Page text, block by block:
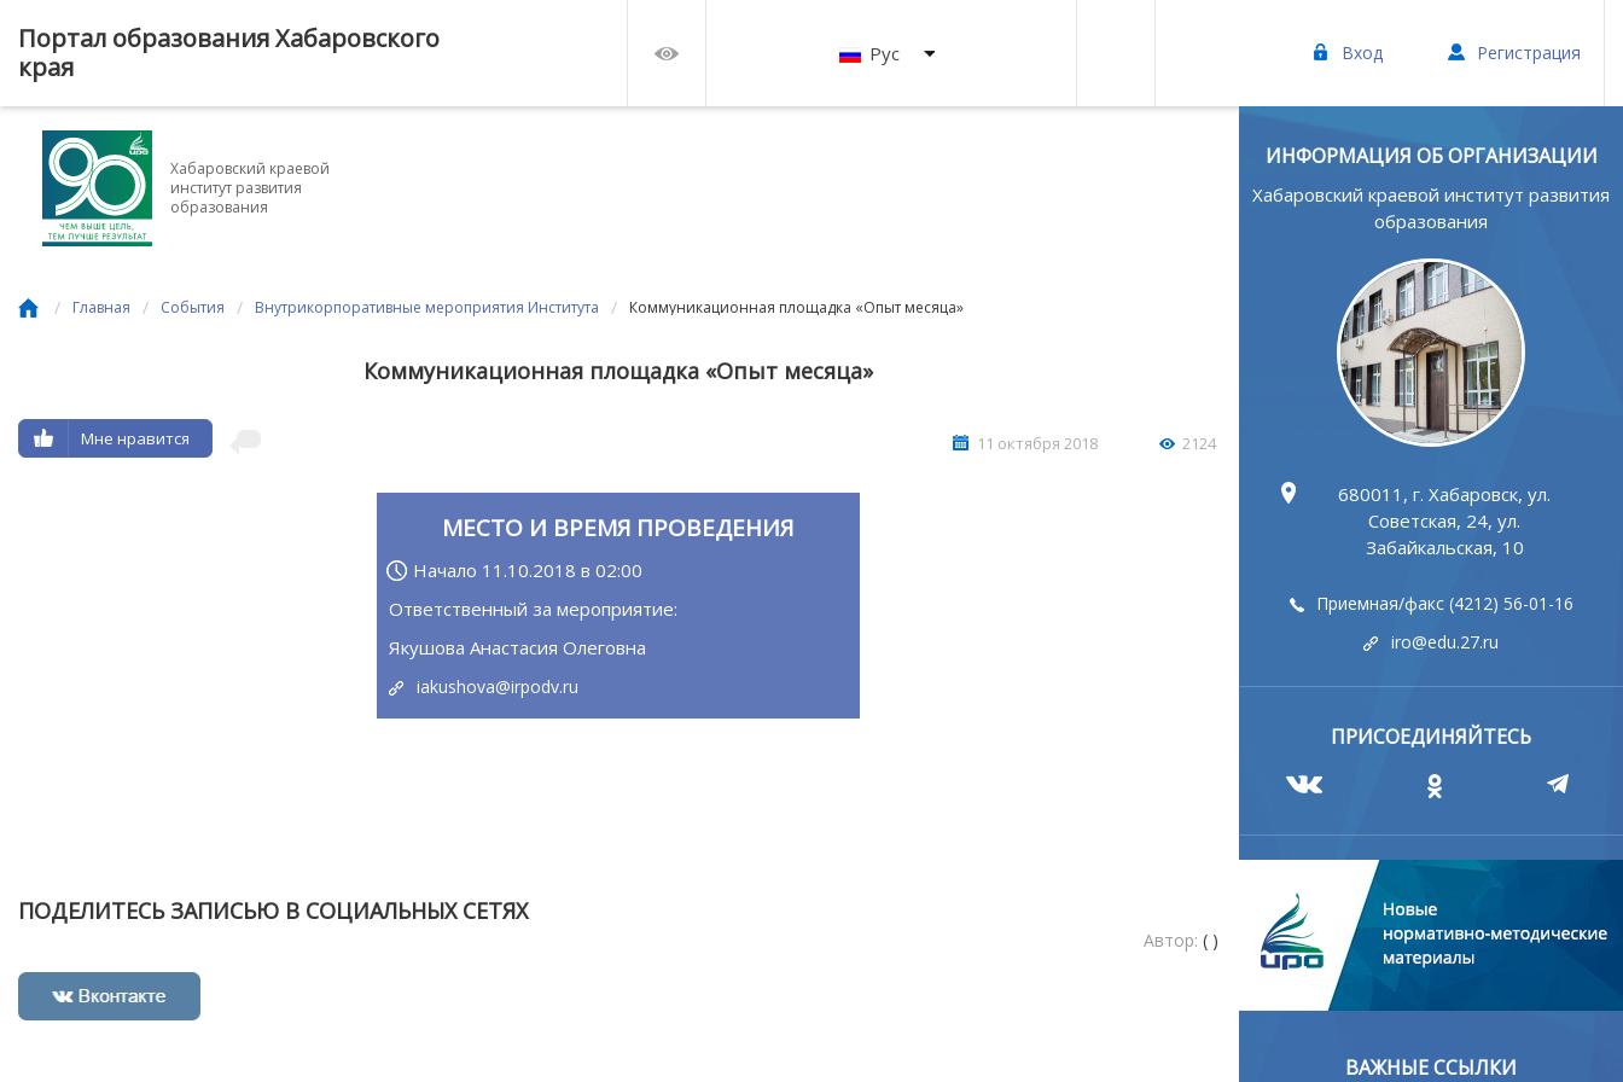
Портал образования Хабаровского
края
Рус Вход Регистрация
ИНФОРМАЦИЯ ОБ ОРГАНИЗАЦИИ
Хабаровский краевой институт развития
образования
680011, г. Хабаровск, ул.
Советская, 24, ул.
Забайкальская, 10
Приемная/факс (4212) 56-01-16
iro@edu.27.ru
ПРИСОЕДИНЯЙТЕСЬ
ВАЖНЫЕ ССЫЛКИ
Хабаровский краевой
институт развития
образования
/ Главная / События / Внутрикорпоративные мероприятия Института / Коммуникационная площадка «Опыт месяца»
Коммуникационная площадка «Опыт месяца»
Мне нравится 11 октября 2018 2124
МЕСТО И ВРЕМЯ ПРОВЕДЕНИЯ
Начало 11.10.2018 в 02:00
Ответственный за мероприятие:
Якушова Анастасия Олеговна
iakushova@irpodv.ru
ПОДЕЛИТЕСЬ ЗАПИСЬЮ В СОЦИАЛЬНЫХ СЕТЯХ
Автор: ( )